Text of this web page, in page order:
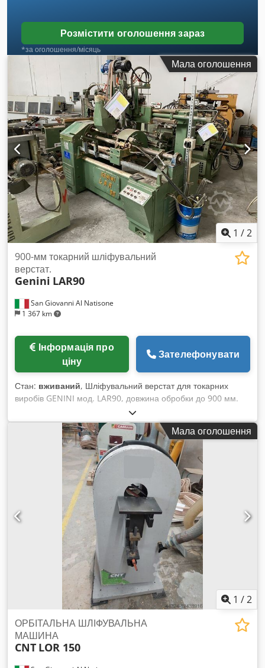
Розмістити оголошення зараз
*за оголошення/місяць
Мала оголошення
1 /2
San Giovanni Al Natisone
1 367 km
900-мм токарний шліфувальний
верстат.
Genini LAR90
ціну
Зателефонувати
Стан: вживаний, Шліфувальний верстат для токарних
виробів GENINI мод. LAR90, довжина обробки до 900 мм.
Оснащений автоматичним завантажувачем. Cjdewrn
Uyspfx Acaeha
Мала оголошення
1 /2
ОРБІТАЛЬНА ШЛІФУВАЛЬНА
МАШИНА
CNT LOR 150